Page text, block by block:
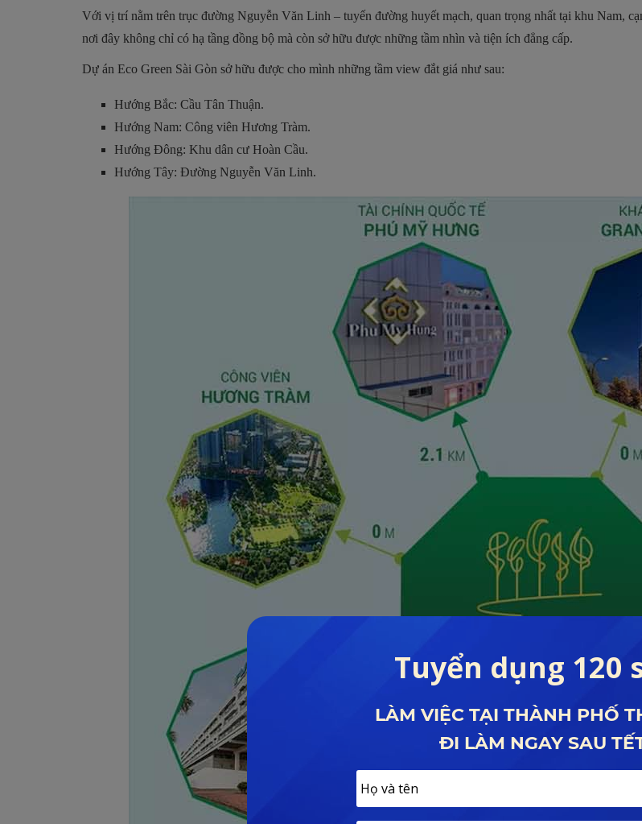
Với vị trí nằm trên trục đường Nguyễn Văn Linh – tuyến đường huyết mạch, quan trọng nhất tại khu Nam,
nơi đây không chỉ có hạ tầng đồng bộ mà còn sở hữu được những tầm nhìn và tiện ích đẳng cấp.
Dự án Eco Green Sài Gòn sở hữu được cho mình những tầm view đắt giá như sau:
Hướng Bắc: Cầu Tân Thuận.
Hướng Nam: Công viên Hương Tràm.
Hướng Đông: Khu dân cư Hoàn Cầu.
Hướng Tây: Đường Nguyễn Văn Linh.